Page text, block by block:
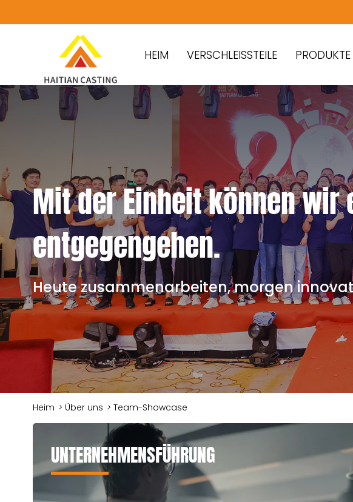
HEIM VERSCHLEISSTEILE PRODUKTE
Mit der Einheit können wir
entgegengehen.
Heute zusammenarbeiten, morgen
Heim > Über uns > Team-Showcase
UNTERNEHMENSFÜHRUNG